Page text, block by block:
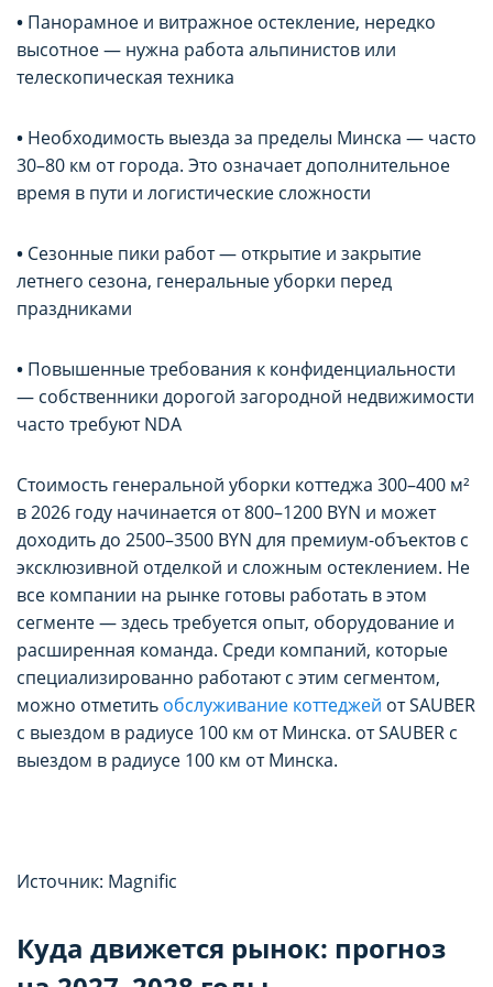
• Панорамное и витражное остекление, нередко
высотное — нужна работа альпинистов или
телескопическая техника
• Необходимость выезда за пределы Минска — часто
30–80 км от города. Это означает дополнительное
время в пути и логистические сложности
• Сезонные пики работ — открытие и закрытие
летнего сезона, генеральные уборки перед
праздниками
• Повышенные требования к конфиденциальности
— собственники дорогой загородной недвижимости
часто требуют NDA
Стоимость генеральной уборки коттеджа 300–400 м²
в 2026 году начинается от 800–1200 BYN и может
доходить до 2500–3500 BYN для премиум-объектов с
эксклюзивной отделкой и сложным остеклением. Не
все компании на рынке готовы работать в этом
сегменте — здесь требуется опыт, оборудование и
расширенная команда. Среди компаний, которые
специализированно работают с этим сегментом,
можно отметить обслуживание коттеджей от SAUBER
с выездом в радиусе 100 км от Минска. от SAUBER с
выездом в радиусе 100 км от Минска.
Источник: Magnific
Куда движется рынок: прогноз